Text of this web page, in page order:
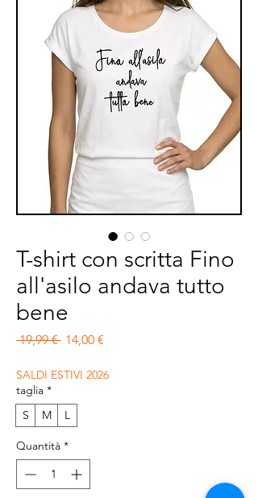
T-shirt con scritta Fino
all'asilo andava tutto
bene
19,99 € Prezzo regolare
14,00 €
SALDI ESTIVI 2026
taglia *
S
M L
Quantità *